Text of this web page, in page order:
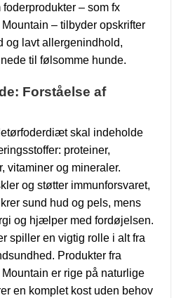
– som fx
– tilbyder opskrifter
og lavt allergenindhold,
til følsomme hunde.
Forståelse af
skal indeholde
proteiner,
vitaminer og mineraler.
og støtter immunforsvaret,
sund hud og pels, mens
og hjælper med fordøjelsen.
spiller en vigtig rolle i alt fra
Produkter fra
er rige på naturlige
en komplet kost uden behov